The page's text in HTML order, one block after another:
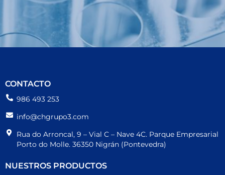
CONTACTO
986 493 253
info@chgrupo3.com
Rua do Arroncal, 9 – Vial C – Nave 4C. Parque Empresarial
Porto do Molle. 36350 Nigrán (Pontevedra)
NUESTROS PRODUCTOS